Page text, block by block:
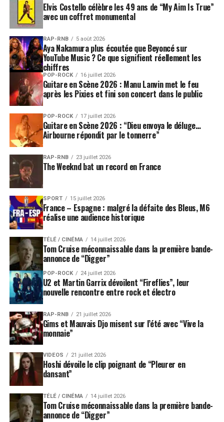
Elvis Costello célèbre les 49 ans de “My Aim Is True”
avec un coffret monumental
RAP-RNB 5 août 2026
Aya Nakamura plus écoutée que Beyoncé sur
YouTube Music ? Ce que signifient réellement les
chiffres
POP-ROCK 16 juillet 2026
Guitare en Scène 2026 : Manu Lanvin met le feu
après les Pixies et fini son concert dans le public
POP-ROCK 17 juillet 2026
Guitare en Scène 2026 : “Dieu envoya le déluge…
Airbourne répondit par le tonnerre”
RAP-RNB 23 juillet 2026
The Weeknd bat un record en France
SPORT 15 juillet 2026
France – Espagne : malgré la défaite des Bleus, M6
réalise une audience historique
TÉLÉ / CINÉMA 14 juillet 2026
Tom Cruise méconnaissable dans la première bande-
annonce de “Digger”
POP-ROCK 24 juillet 2026
U2 et Martin Garrix dévoilent “Fireflies”, leur
nouvelle rencontre entre rock et électro
RAP-RNB 21 juillet 2026
Gims et Mauvais Djo misent sur l’été avec “Vive la
monnaie”
VIDEOS 21 juillet 2026
Hoshi dévoile le clip poignant de “Pleurer en
dansant”
TÉLÉ / CINÉMA 14 juillet 2026
Tom Cruise méconnaissable dans la première bande-
annonce de “Digger”